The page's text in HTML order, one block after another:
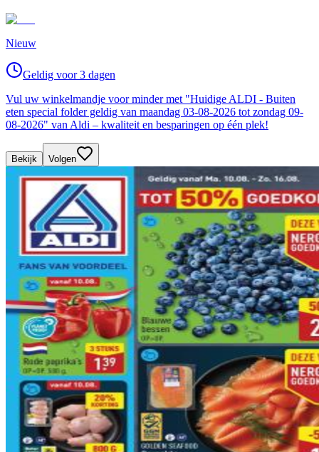
Nieuw
Geldig voor 3 dagen
Vul uw winkelmandje voor minder met "Huidige ALDI - Buiten
eten special folder geldig van maandag 03-08-2026 tot zondag 09-
08-2026" van Aldi – kwaliteit en besparingen op één plek!
Bekijk Volgen